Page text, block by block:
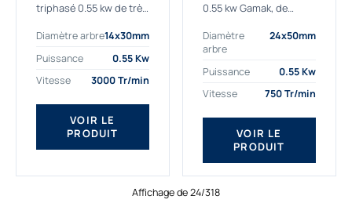
triphasé 0.55 kw de très
vos applications les
plus exigeantes.
triphasé 0.55
kw Gamak...
Diamètre arbre14x30mm
Puissance
0.55 Kw
Vitesse
3000 Tr/min
VOIR LE
PRODUIT
0.55 kw Gamak, de
adapté à toutes les
applications. Nous
déterminons,
fournissons
des moteurs
asynchrones depuis
Diamètre
arbre
24x50mm
Puissance
0.55 Kw
Vitesse
750 Tr/min
VOIR LE
PRODUIT
Affichage de 24/318